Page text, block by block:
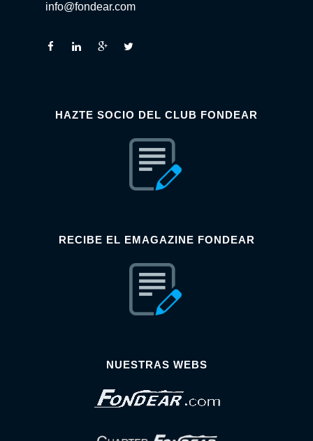
info@fondear.com
HAZTE SOCIO DEL CLUB FONDEAR
RECIBE EL EMAGAZINE FONDEAR
NUESTRAS WEBS